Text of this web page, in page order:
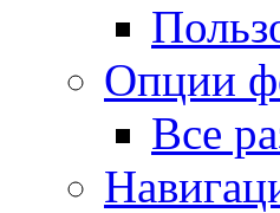
Опции
Все